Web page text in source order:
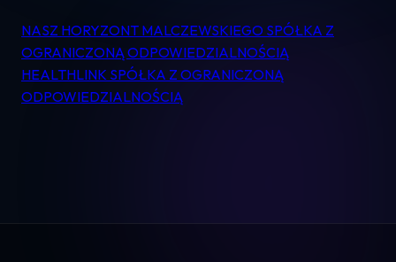
Pomoc
Kontakt
Nawigacja
wpisu
NASZ HORYZONT MALCZEWSKIEGO SPÓŁKA Z
OGRANICZONĄ ODPOWIEDZIALNOŚCIĄ
HEALTHLINK SPÓŁKA Z OGRANICZONĄ
ODPOWIEDZIALNOŚCIĄ